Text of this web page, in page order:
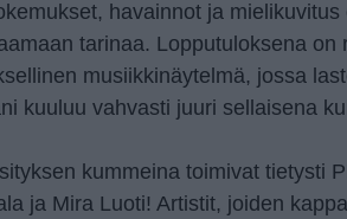
havainnot ja mielikuvitus
tarinaa. Lopputuloksena on
musiikkinäytelmä, jossa
kuuluu vahvasti juuri sellaisena
kummeina toimivat tietysti
ja Mira Luoti! Artistit, joiden